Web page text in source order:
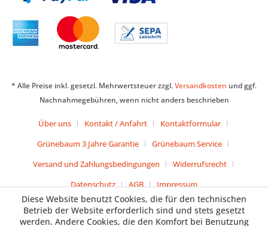
* Alle Preise inkl. gesetzl. Mehrwertsteuer zzgl.Versandkosten und ggf.
Nachnahmegebühren, wenn nicht anders beschrieben
Über uns Kontakt / Anfahrt
Kontaktformular
Grünebaum 3 Jahre Garantie
Grünebaum Service
Versand und Zahlungsbedingungen
Widerrufsrecht
Datenschutz
AGB Impressum
Diese Website benutzt Cookies, die für den technischen
Betrieb der Website erforderlich sind und stets gesetzt
werden. Andere Cookies, die den Komfort bei Benutzung